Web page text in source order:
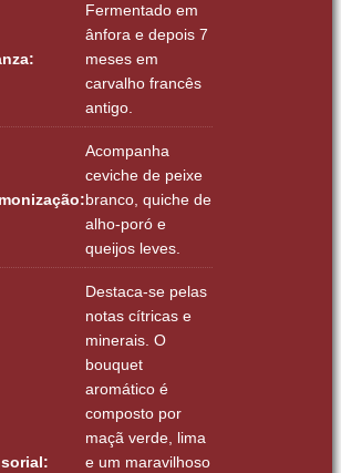
Fermentado em
ânfora e depois 7
meses em
carvalho francês
antigo.
Acompanha
ceviche de peixe
branco, quiche de
alho-poró e
queijos leves.
Destaca-se pelas
notas cítricas e
minerais. O
bouquet
aromático é
composto por
maçã verde, lima
e um maravilhoso